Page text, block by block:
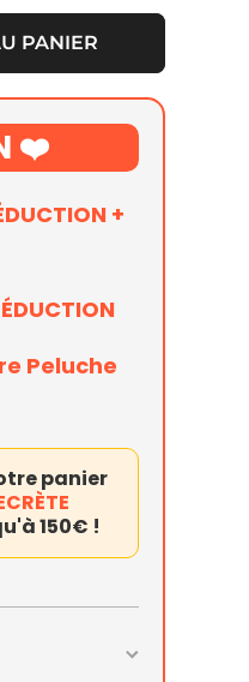
PANIER
❤️
+
Peluche
panier
150€ !